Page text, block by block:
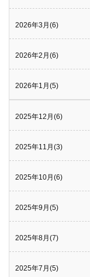
2026年3月(6)
2026年2月(6)
2026年1月(5)
2025年12月(6)
2025年11月(3)
2025年10月(6)
2025年9月(5)
2025年8月(7)
2025年7月(5)